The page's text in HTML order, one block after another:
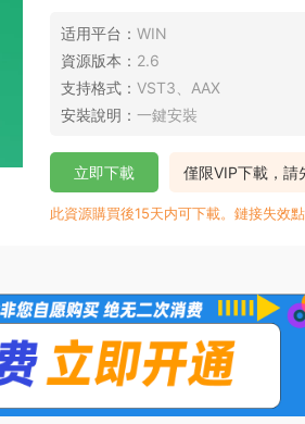
适用平台： WIN
資源版本： 2.6
支持格式： VST3、AAX
安裝說明： 一鍵安裝
僅限VIP下載，請
立即下載
此資源購買後15天内可下載。鏈接失效